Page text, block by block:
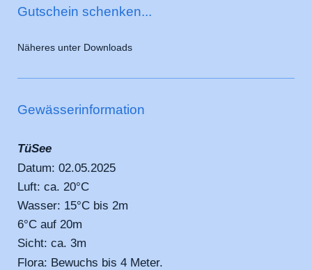
Gutschein schenken...
Näheres unter Downloads
Gewässerinformation
TüSee
Datum: 02.05.2025
Luft: ca. 20°C
Wasser: 15°C bis 2m
6°C auf 20m
Sicht: ca. 3m
Flora: Bewuchs bis 4 Meter.